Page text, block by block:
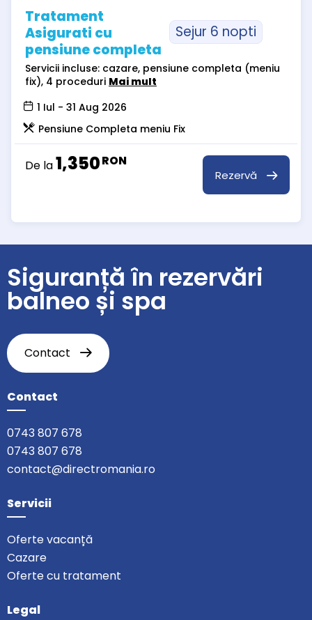
Tratament
Asigurati cu
pensiune completa
Sejur 6 nopti
Servicii incluse: cazare, pensiune completa (meniu
fix), 4 proceduri Mai mult
1 Iul - 31 Aug 2026
Pensiune Completa meniu Fix
De la1,350RON
Rezervă
Siguranță în rezervări
balneo și spa
Contact
Contact
0743 807 678
0743 807 678
contact@directromania.ro
Servicii
Oferte vacanță
Cazare
Oferte cu tratament
Legal